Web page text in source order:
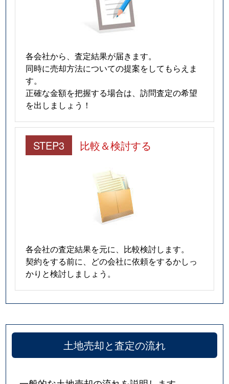
各会社から、査定結果が届きます。
同時に売却方法についての提案をしてもらえま
す。
正確な金額を把握する場合は、訪問査定の希望
を出しましょう！
STEP3 比較＆検討する
各会社の査定結果を元に、比較検討します。
契約をする前に、どの会社に依頼をするかしっ
かりと検討しましょう。
土地売却と査定の流れ